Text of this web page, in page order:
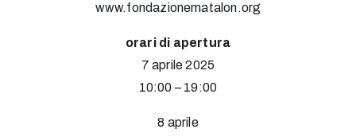
www.fondazionematalon.org
orari di apertura
7 aprile 2025
10:00 – 19:00
8 aprile